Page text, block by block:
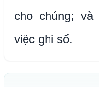
cho chúng; và
việc ghi sổ.